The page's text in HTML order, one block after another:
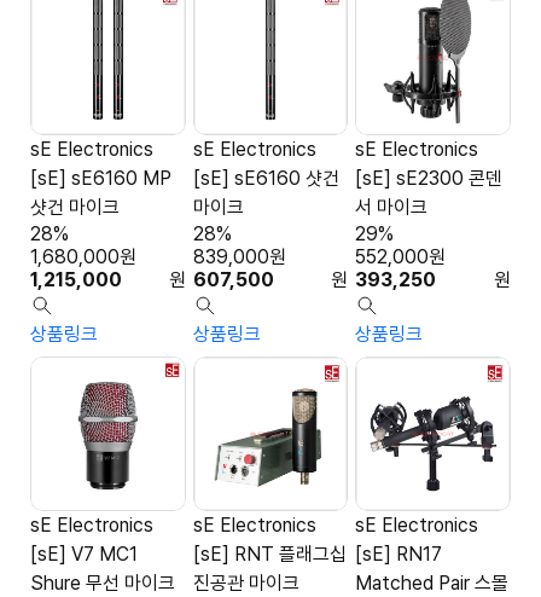
sE Electronics
[sE] sE6160 MP
샷건 마이크
1,215,000 원
1,680,000원
28%
상품링크
sE Electronics
[sE] sE6160 샷건
마이크
607,500 원
839,000원
28%
상품링크
sE Electronics
[sE] sE2300 콘덴
서 마이크
393,250 원
552,000원
29%
상품링크
sE Electronics
[sE] V7 MC1
Shure 무선 마이크
sE Electronics
[sE] RNT 플래그십
진공관 마이크
sE Electronics
[sE] RN17
Matched Pair 스몰